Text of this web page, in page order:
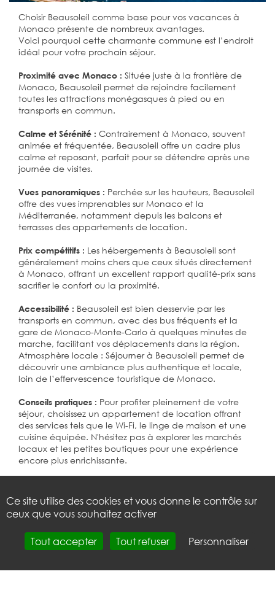
Choisir Beausoleil comme base pour vos vacances à
Monaco présente de nombreux avantages.
Voici pourquoi cette charmante commune est l’endroit
idéal pour votre prochain séjour.
Proximité avec Monaco : Située juste à la frontière de
Monaco, Beausoleil permet de rejoindre facilement
toutes les attractions monégasques à pied ou en
transports en commun.
Calme et Sérénité : Contrairement à Monaco, souvent
animée et fréquentée, Beausoleil offre un cadre plus
calme et reposant, parfait pour se détendre après une
journée de visites.
Vues panoramiques : Perchée sur les hauteurs, Beausoleil
offre des vues imprenables sur Monaco et la
Méditerranée, notamment depuis les balcons et
terrasses des appartements de location.
Prix compétitifs : Les hébergements à Beausoleil sont
généralement moins chers que ceux situés directement
à Monaco, offrant un excellent rapport qualité-prix sans
sacrifier le confort ou la proximité.
Accessibilité : Beausoleil est bien desservie par les
transports en commun, avec des bus fréquents et la
gare de Monaco-Monte-Carlo à quelques minutes de
marche, facilitant vos déplacements dans la région.
Atmosphère locale : Séjourner à Beausoleil permet de
découvrir une ambiance plus authentique et locale,
loin de l’effervescence touristique de Monaco.
Conseils pratiques : Pour profiter pleinement de votre
séjour, choisissez un appartement de location offrant
des services tels que le Wi-Fi, le linge de maison et une
cuisine équipée. N'hésitez pas à explorer les marchés
locaux et les petites boutiques pour une expérience
encore plus enrichissante.
découvrir Monaco et ses environs tout en profitant d’un
cadre paisible et accueillant. Réservez dès maintenant
votre appartement à Beausoleil pour des vacances
inoubliables.
Ce site utilise des cookies et vous donne le contrôle sur
ceux que vous souhaitez activer
Tout accepter Tout refuser Personnaliser